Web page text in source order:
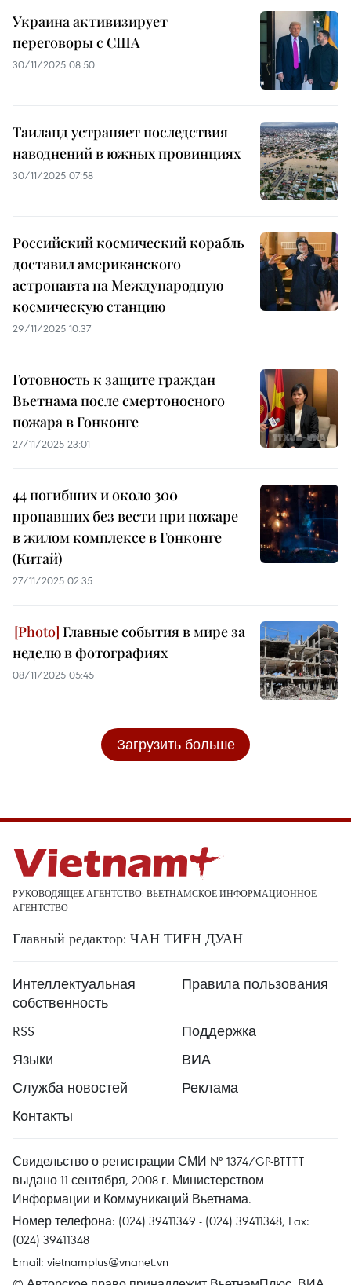
Украина активизирует
переговоры с США
30/11/2025 08:50
Таиланд устраняет последствия
наводнений в южных провинциях
30/11/2025 07:58
Российский космический корабль
доставил американского
астронавта на Международную
космическую станцию
29/11/2025 10:37
Готовность к защите граждан
Вьетнама после смертоносного
пожара в Гонконге
27/11/2025 23:01
44 погибших и около 300
пропавших без вести при пожаре
в жилом комплексе в Гонконге
(Китай)
27/11/2025 02:35
Главные события в мире за
неделю в фотографиях
08/11/2025 05:45
Загрузить больше
РУКОВОДЯЩЕЕ АГЕНТСТВО: ВЬЕТНАМСКОЕ ИНФОРМАЦИОННОЕ
АГЕНТСТВО
Главный редактор: ЧАН ТИЕН ДУАН
Интеллектуальная
собственность
Правила пользования
RSS
Поддержка
Языки
ВИА
Служба новостей
Реклама
Контакты
Свидельство о регистрации СМИ № 1374/GP-BTTTT
выдано 11 сентября, 2008 г. Министерством
Информации и Коммуникаций Вьетнама.
Номер телефона: (024) 39411349 - (024) 39411348, Fax:
(024) 39411348
Email: vietnamplus@vnanet.vn